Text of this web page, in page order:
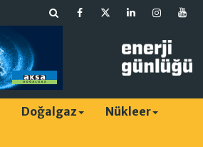
Doğalgaz
Nükleer